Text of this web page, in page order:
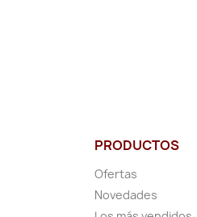
PRODUCTOS
Ofertas
Novedades